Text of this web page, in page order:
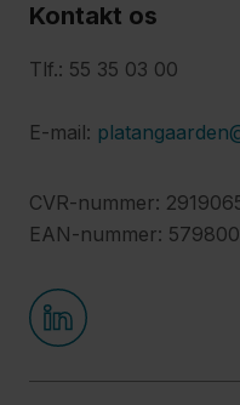
Kontakt os
Tlf.: 55 35 03 00
E-mail:
CVR-nummer:
EAN-nummer: